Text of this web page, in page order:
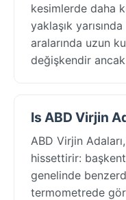
kesimlerde daha
yaklaşık
aralarında uzun
değişkendir
Is ABD Virjin
ABD Virjin
hissettirir:
genelinde
termometrede